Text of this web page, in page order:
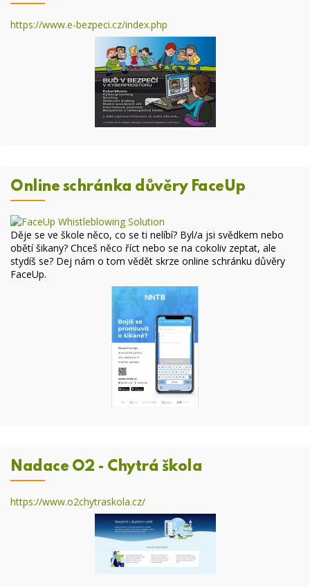
https://www.e-bezpeci.cz/index.php
Online schránka důvěry FaceUp
Děje se ve škole něco, co se ti nelíbí? Byl/a jsi svědkem nebo
obětí šikany? Chceš něco říct nebo se na cokoliv zeptat, ale
stydíš se? Dej nám o tom vědět skrze online schránku důvěry
FaceUp.
Nadace O2 - Chytrá škola
https://www.o2chytraskola.cz/